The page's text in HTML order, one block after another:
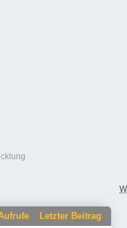
Letzter Beitrag